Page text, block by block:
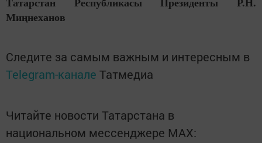
Татарстан РеспубликасыПрезиденты Р.Н.
Миңнеханов
Следите за самым важным и интересным в
Telegram-канале Татмедиа
Читайте новости Татарстана в
национальном мессенджере MАХ: